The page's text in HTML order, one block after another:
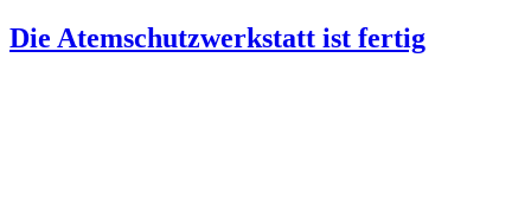
Die Atemschutzwerkstatt ist fertig